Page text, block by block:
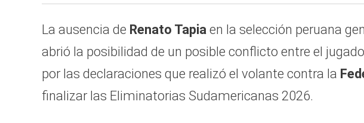
La ausencia de Renato Tapia en la selección peruana
abrió la posibilidad de un posible conflicto entre el
por las declaraciones que realizó el volante contra la
finalizar las Eliminatorias Sudamericanas 2026.